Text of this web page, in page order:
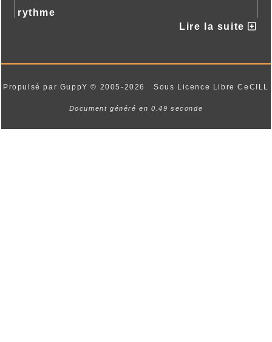
rythme
- Randonnée cyclo : le plaisir
rythme
Lire la suite
Propulsé par GuppY© 2005-2026 Sous Licence Libre CeCILL
Document généré en 0.49 seconde